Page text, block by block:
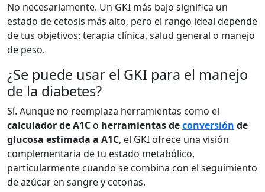
No necesariamente. Un GKI más bajo significa un
estado de cetosis más alto, pero el rango ideal depende
de tus objetivos: terapia clínica, salud general o manejo
de peso.
¿Se puede usar el GKI para el manejo
de la diabetes?
Sí. Aunque no reemplaza herramientas como el
calculador de A1C o herramientas deconversión de
glucosa estimada a A1C, el GKI ofrece una visión
complementaria de tu estado metabólico,
particularmente cuando se combina con el seguimiento
de azúcar en sangre y cetonas.